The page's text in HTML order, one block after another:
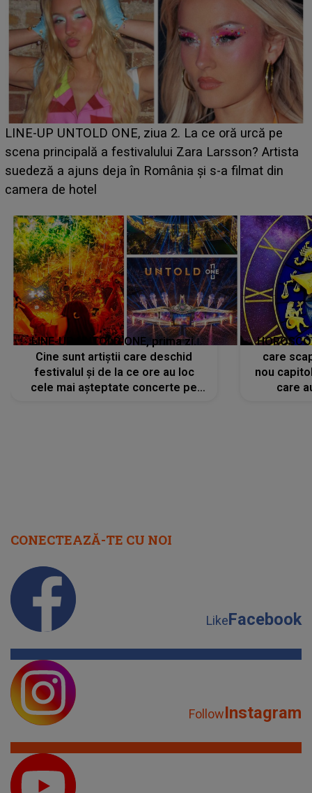
Ce a dezvăluit noua concurentă din "Casa Iubirii" l-a
luat prin surprindere pe Emanuel. CINE ESTE
BĂIATUL VIZAT de Alexandra?! Aflându-se în fața
faptului împlinit, A RECUNOSCUT IMEDIAT: "Am
LINE-UP UNTOLD ONE, prima zi.
Cine sunt artiștii care deschid
festivalul și de la ce ore au loc
cele mai așteptate concerte pe
care
nou
care
CONECTEAZĂ-TE CU NOI
LikeFacebook
FollowInstagram